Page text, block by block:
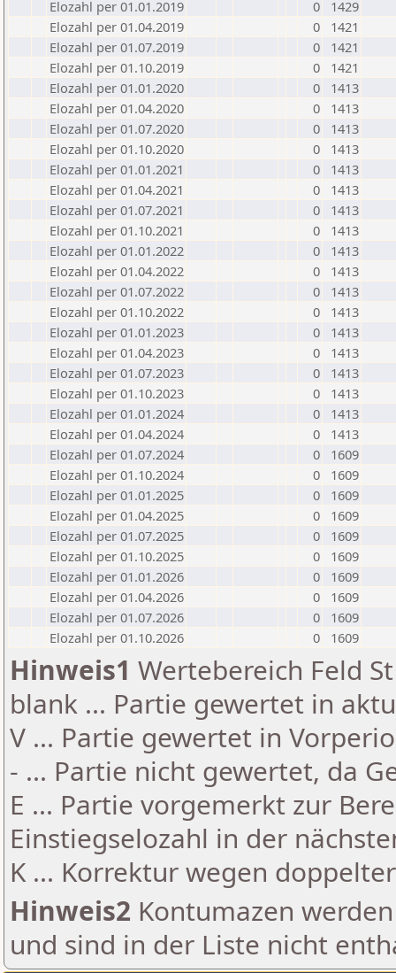
Elozahl per 01.01.2019
0
1429
Elozahl per 01.04.2019
0
1421
Elozahl per 01.07.2019
0
1421
Elozahl per 01.10.2019
0
1421
Elozahl per 01.01.2020
0
1413
Elozahl per 01.04.2020
0
1413
Elozahl per 01.07.2020
0
1413
Elozahl per 01.10.2020
0
1413
Elozahl per 01.01.2021
0
1413
Elozahl per 01.04.2021
0
1413
Elozahl per 01.07.2021
0
1413
Elozahl per 01.10.2021
0
1413
Elozahl per 01.01.2022
0
1413
Elozahl per 01.04.2022
0
1413
Elozahl per 01.07.2022
0
1413
Elozahl per 01.10.2022
0
1413
Elozahl per 01.01.2023
0
1413
Elozahl per 01.04.2023
0
1413
Elozahl per 01.07.2023
0
1413
Elozahl per 01.10.2023
0
1413
Elozahl per 01.01.2024
0
1413
Elozahl per 01.04.2024
0
1413
Elozahl per 01.07.2024
0
1609
Elozahl per 01.10.2024
0
1609
Elozahl per 01.01.2025
0
1609
Elozahl per 01.04.2025
0
1609
Elozahl per 01.07.2025
0
1609
Elozahl per 01.10.2025
0
1609
Elozahl per 01.01.2026
0
1609
Elozahl per 01.04.2026
0
1609
Elozahl per 01.07.2026
0
1609
Elozahl per 01.10.2026
0 1609
Hinweis1 Wertebereich Feld
blank ... Partie gewertet in
V ... Partie gewertet in
- ... Partie nicht gewertet, da
E ... Partie vorgemerkt zur
Einstiegselozahl in der
K ... Korrektur wegen
Hinweis2 Kontumazen
und sind in der Liste nicht